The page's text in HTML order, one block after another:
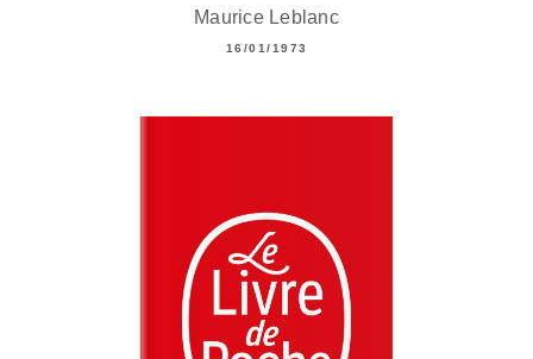
Maurice Leblanc
16/01/1973